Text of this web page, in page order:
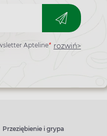
Apteline* rozwiń>
Przeziębienie i grypa